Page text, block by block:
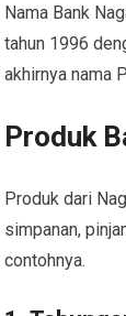
Nama Bank
tahun 1996
akhirnya nama
Produk
Produk dari
simpanan,
contohnya.